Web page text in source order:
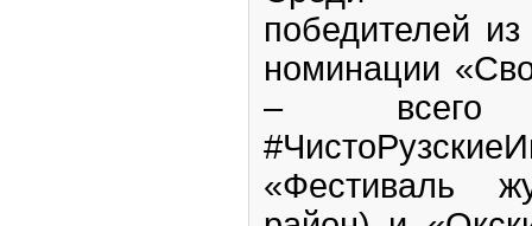
победителей
номинации
– всего
«Фестиваль